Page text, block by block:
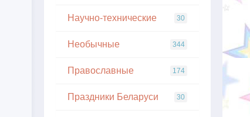
Научно-технические 30
Необычные 344
Православные 174
Праздники Беларуси 30